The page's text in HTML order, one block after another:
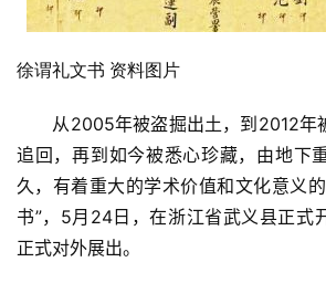
徐谓礼文书 资料图片
从2005年被盗掘出土，到2012年
追回，再到如今被悉心珍藏，由地下
久，有着重大的学术价值和文化意义
书”，5月24日，在浙江省武义县正式
正式对外展出。